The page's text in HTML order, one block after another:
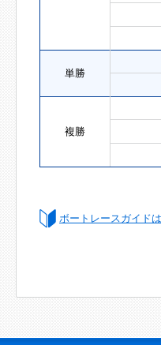
単勝
複勝
ボートレースガイド